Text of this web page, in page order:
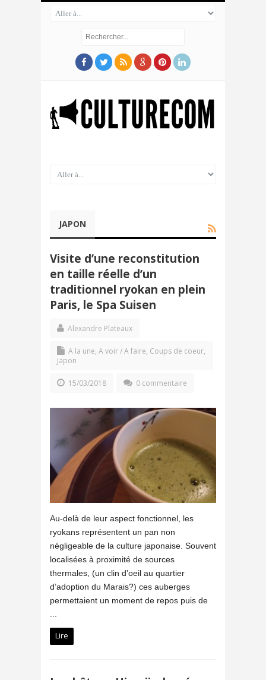
JAPON
Visite d’une reconstitution
en taille réelle d’un
traditionnel ryokan en plein
Paris, le Spa Suisen
Alexandre Plateaux
A la une, A voir / A faire, Coups de coeur,
Japon
15/03/2018 0 commentaire
Au-delà de leur aspect fonctionnel, les
ryokans représentent un pan non
négligeable de la culture japonaise. Souvent
localisées à proximité de sources
thermales, (un clin d’oeil au quartier
d’adoption du Marais?) ces auberges
permettaient un moment de repos puis de
Lire